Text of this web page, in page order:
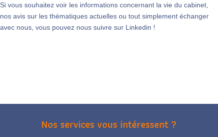
Si vous souhaitez voir les informations concernant la vie du cabinet,
nos avis sur les thématiques actuelles ou tout simplement échanger
avec nous, vous pouvez nous suivre sur Linkedin !
Nos services vous intéressent ?